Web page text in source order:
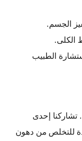
الجسم.
الكلى.
الطبيب
تشاركنا إحدى
للتخلص من دهون